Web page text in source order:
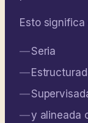
Esto
Seria
y alineada